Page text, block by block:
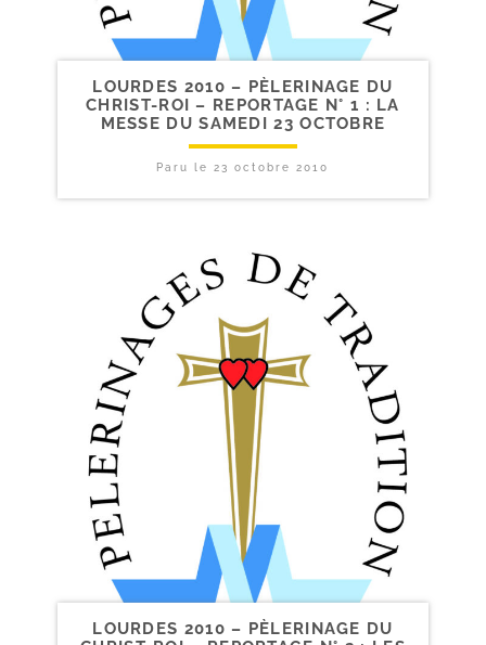
LOURDES 2010 – PÈLERINAGE DU
CHRIST-​ROI – REPORTAGE N° 1 : LA
MESSE DU SAMEDI 23 OCTOBRE
Paru le23 octobre 2010
LOURDES 2010 – PÈLERINAGE DU